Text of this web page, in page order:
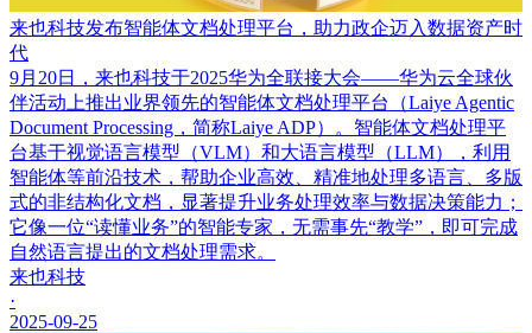
来也科技发布智能体文档处理平台，助力政企迈入数据资产时
代
9月20日，来也科技于2025华为全联接大会——华为云全球伙
伴活动上推出业界领先的智能体文档处理平台（Laiye Agentic
Document Processing，简称Laiye ADP）。智能体文档处理平
台基于视觉语言模型（VLM）和大语言模型（LLM），利用
智能体等前沿技术，帮助企业高效、精准地处理多语言、多版
式的非结构化文档，显著提升业务处理效率与数据决策能力；
它像一位“读懂业务”的智能专家，无需事先“教学”，即可完成
自然语言提出的文档处理需求。
来也科技
·
2025-09-25